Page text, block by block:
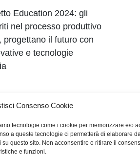
Consenso Cookie
tecnologie come i cookie per memorizzare e/o
a queste tecnologie ci permetterà di elaborare
questo sito. Non acconsentire o ritirare il
e funzioni.
Education 2024: gli
nel processo produttivo
progettano il futuro con
e tecnologie